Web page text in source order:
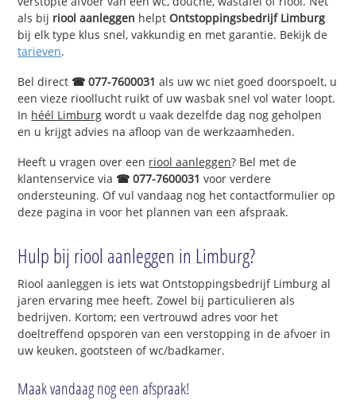
als bij riool aanleggen helptOntstoppingsbedrijf Limburg
bij elk type klus snel, vakkundig en met garantie. Bekijk de
tarieven.
Bel direct ☎ 077-7600031 als uw wc niet goed doorspoelt, u
een vieze rioollucht ruikt of uw wasbak snel vol water loopt.
In héél Limburg wordt u vaak dezelfde dag nog geholpen
en u krijgt advies na afloop van de werkzaamheden.
Heeft u vragen over een riool aanleggen? Bel met de
klantenservice via ☎ 077-7600031 voor verdere
ondersteuning. Of vul vandaag nog het contactformulier op
deze pagina in voor het plannen van een afspraak.
Hulp bij riool aanleggen in Limburg?
Riool aanleggen is iets wat Ontstoppingsbedrijf Limburg al
jaren ervaring mee heeft. Zowel bij particulieren als
bedrijven. Kortom; een vertrouwd adres voor het
doeltreffend opsporen van een verstopping in de afvoer in
uw keuken, gootsteen of wc/badkamer.
Maak vandaag nog een afspraak!